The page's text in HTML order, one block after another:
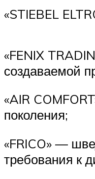
«STIEBEL
«FENIX
создаваемой
«AIR
поколения;
«FRICO» —
требования к